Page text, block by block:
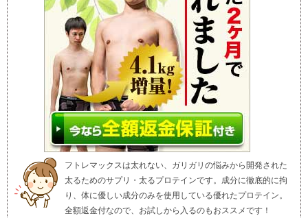
フトレマックスは太れない、ガリガリの悩みから開発された
太るためのサプリ・太るプロテインです。成分に徹底的に拘
り、体に優しい成分のみを使用している優れたプロテイン。
全額返金付なので、お試しから入るのもおススメです！